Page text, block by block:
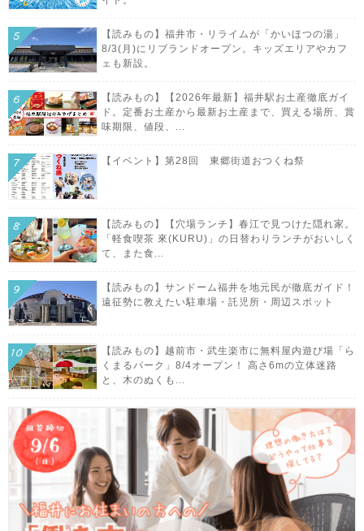
【読みもの】福井市・リライムが「かいほつの湯」
8/3(月)にリブランドオープン。キッズエリアやカフ
ェも新設。
【読みもの】【2026年最新】福井駅お土産徹底ガイ
ド。定番お土産から最新お土産まで、買える場所、賞
味期限、値段、...
【イベント】第28回 東郷街道おつくね祭
【読みもの】【穴場ランチ】春江で見つけた隠れ家。
「軽食喫茶 來(KURU)」の日替わりランチがおいしく
て、また食...
【読みもの】サンドーム福井を地元民が徹底ガイド！
遠征勢に教えたい駐車場・託児所・周辺スポット
【読みもの】越前市・武生楽市に無料屋内遊び場「ら
くまるパーク」8/4オープン！ 高さ6mの立体迷路
と、木のぬくも...